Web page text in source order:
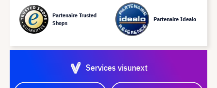
Partenaire Trusted
Shops
Partenaire Idealo
Services visunext